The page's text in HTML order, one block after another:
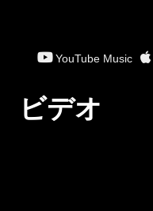
YouTube Music
ビデオ